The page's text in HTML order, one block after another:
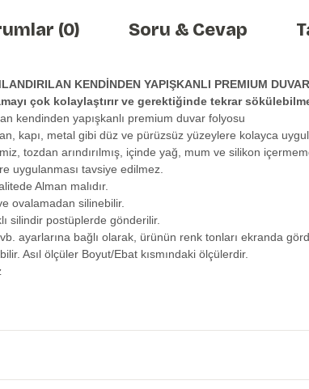
(0) Soru & Cevap
KENDİNDEN YAPIŞKANLI PREMIUM
çok kolaylaştırır ve gerektiğinde tekrar
kendinden yapışkanlı premium duvar folyosu
kapı, metal gibi düz ve pürüzsüz yüzeylere kolayca
tozdan arındırılmış, içinde yağ, mum ve silikon
uygulanması tavsiye edilmez.
Alman malıdır.
ovalamadan silinebilir.
silindir postüplerde gönderilir.
vb. ayarlarına bağlı olarak, ürünün renk tonları ekranda
Asıl ölçüler Boyut/Ebat kısmındaki ölçülerdir.